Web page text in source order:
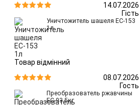


14.07.2026
Гість
Уничтожитель шашеля ЕС-153
1л
Товар відмінний


08.07.2026
Гость
Преобразователь ржавчины
ЕС-93 5кг